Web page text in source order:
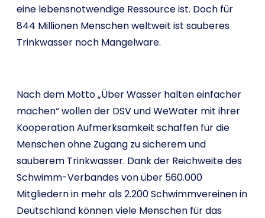
eine lebensnotwendige Ressource ist. Doch für
844 Millionen Menschen weltweit ist sauberes
Trinkwasser noch Mangelware.
Nach dem Motto „Über Wasser halten einfacher
machen“ wollen der DSV und WeWater mit ihrer
Kooperation Aufmerksamkeit schaffen für die
Menschen ohne Zugang zu sicherem und
sauberem Trinkwasser. Dank der Reichweite des
Schwimm-Verbandes von über 560.000
Mitgliedern in mehr als 2.200 Schwimmvereinen in
Deutschland können viele Menschen für das